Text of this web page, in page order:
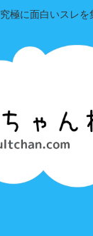
究極に面白いスレ